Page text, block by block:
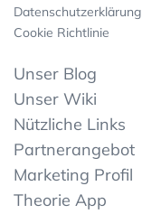
Datenschutzerklärung
Cookie Richtlinie
Unser Blog
Unser Wiki
Nützliche Links
Partnerangebot
Marketing Profil
Theorie App